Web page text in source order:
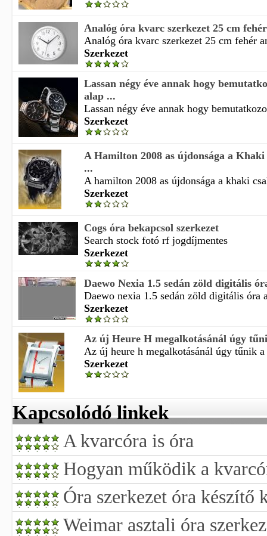
Analóg óra kvarc szerkezet 25 cm fehér
Analóg óra kvarc szerkezet 25 cm fehér
Szerkezet
Lassan négy éve annak hogy
alap ...
Lassan négy éve annak hogy
Szerkezet
A Hamilton 2008 as újdonsága a
...
A hamilton 2008 as újdonsága a khaki
Szerkezet
Cogs óra bekapcsol szerkezet
Search stock fotó rf jogdíjmentes
Szerkezet
Daewo Nexia 1.5 sedán zöld digitális
Daewo nexia 1.5 sedán zöld digitális óra
Szerkezet
Az új Heure H megalkotásánál úgy
Az új heure h megalkotásánál úgy tűnik
Szerkezet
Kapcsolódó linkek
A kvarcóra is óra
Hogyan működik a
Óra szerkezet óra készítő
Weimar asztali óra